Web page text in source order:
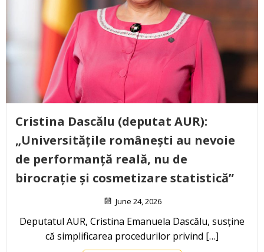
Cristina Dascălu (deputat AUR):
„Universitățile românești au nevoie
de performanță reală, nu de
birocrație și cosmetizare statistică”
June 24, 2026
Deputatul AUR, Cristina Emanuela Dascălu, susține
că simplificarea procedurilor privind […]